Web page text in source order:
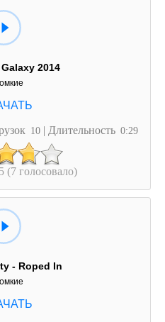
2014
10 | Длительность 0:29
(7 голосовало)
- Roped In